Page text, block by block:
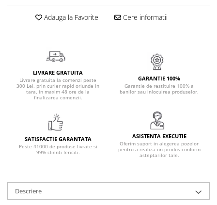
Cadre Didactice
Adauga la Favorite Cere informatii
LIVRARE GRATUITA
Livrare gratuita la comenzi peste
300 Lei, prin curier rapid oriunde in
tara, in maxim 48 ore de la
finalizarea comenzii.
GARANTIE 100%
Garantie de restituire 100% a
banilor sau inlocuirea produselor.
SATISFACTIE GARANTATA
Peste 41000 de produse livrate si
99% clienti fericiti.
ASISTENTA EXECUTIE
Oferim suport in alegerea pozelor
pentru a realiza un produs conform
asteptarilor tale.
Descriere